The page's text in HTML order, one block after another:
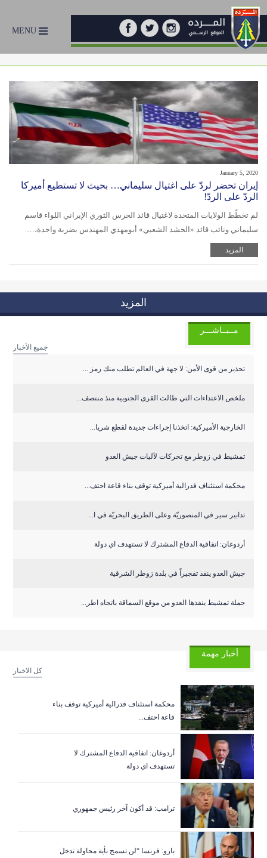
MENU
January 5, 2020
إيران تحضر لردّ على اغتيال سليماني… بحيث لا تستطيع أميركا
الردّ على الردّ!
لم تخطّط الولايات المتحدة لاغتيال قائد الحرس الثوري الإيراني اللواء قاسم
سليماني ونائب قائد «الحشد الشعبي» أبومهدي المهندس بضربة واحدة،…
المزيد
المزيد
مــبــاشـــر
جميع الأخبار
تحذير من قوى الأمن: لا جهة في العالم تطلب منك رمز ...
ملخص الاعتداءات التي طالت القرى الجنوبية منذ منتصف...
الخارجية الأميركية: اتخذنا إجراءات جديدة لقطع شريا...
تمشيط في زوطر مع تحركات لآليات جيش العدو
‏محكمة استئناف فدرالية أميركية توقف بناء قاعة احتف...
تدابير سير في المنصوريّة وعلى الطريق البحريّة في ا...
أردوغان: اتفاقية الدفاع المشترك لا تستهدف اي دولة
جيش العدو ينفذ تفجيراً في بلدة زوطر الشرقية
حملة تمشيط ينفذها العدو من موقع السماقة باتجاه اطر...
أخبار مهمة
كل الاخبار
‏محكمة استئناف فدرالية أميركية توقف بناء
قاعة احتف...
أردوغان: اتفاقية الدفاع المشترك لا
تستهدف اي دولة
ترامب: قد أكون آخر رئيس جمهوري
بارو: فرنسا “لن تسمح بأية محاولة تدخل